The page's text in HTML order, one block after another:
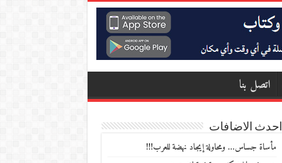
اتصل بنا
احدث الاضافات
مأساة جساس… ومحاولة إيجاد نهضة للعرب!!!